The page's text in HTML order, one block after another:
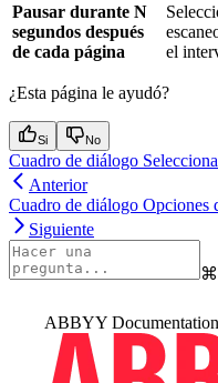
Pausar durante N
segundos después
de cada página
el
¿Esta página le ayudó?
Si No
Cuadro de diálogo
Anterior
Cuadro de diálogo Opciones
Siguiente
⌘
ABBYY Documentation